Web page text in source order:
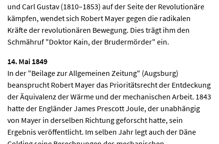
und Carl Gustav (1810–1853) auf der Seite der Revolutionäre
kämpfen, wendet sich Robert Mayer gegen die radikalen
Kräfte der revolutionären Bewegung. Dies trägt ihm den
Schmähruf "Doktor Kain, der Brudermörder" ein.
14. Mai 1849
In der "Beilage zur Allgemeinen Zeitung" (Augsburg)
beansprucht Robert Mayer das Prioritätsrecht der Entdeckung
der Äquivalenz der Wärme und der mechanischen Arbeit. 1843
hatte der Engländer James Prescott Joule, der unabhängig
von Mayer in derselben Richtung geforscht hatte, sein
Ergebnis veröffentlicht. Im selben Jahr legt auch der Däne